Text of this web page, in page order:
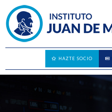
HAZTE SOCIO